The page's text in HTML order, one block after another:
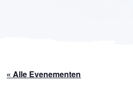
« Alle Evenementen